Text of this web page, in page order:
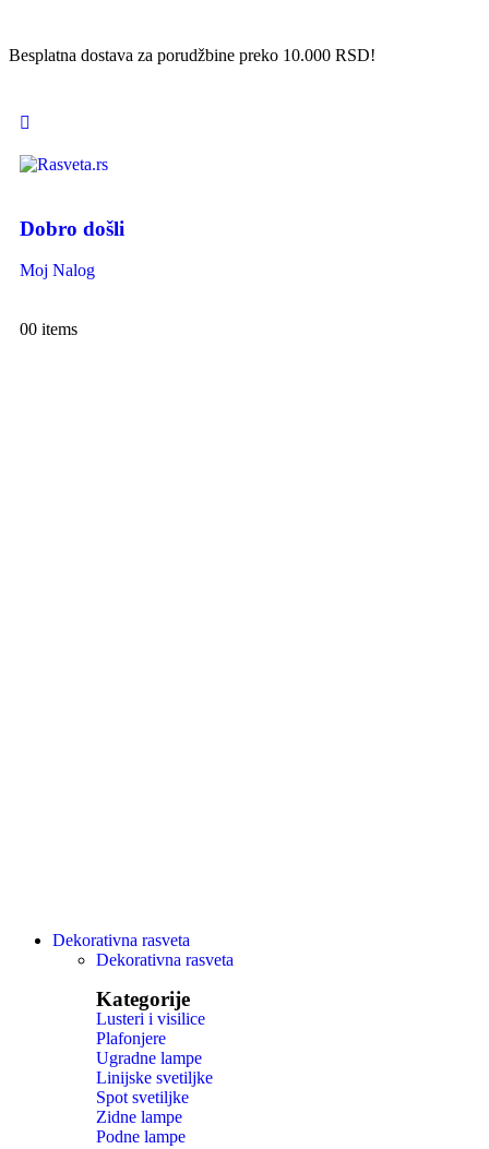
Besplatna dostava za porudžbine preko 10.000 RSD!
Dobro došli
Moj Nalog
00 items
Dekorativna rasveta
Dekorativna rasveta
Kategorije
Lusteri i visilice
Plafonjere
Ugradne lampe
Linijske svetiljke
Spot svetiljke
Zidne lampe
Podne lampe